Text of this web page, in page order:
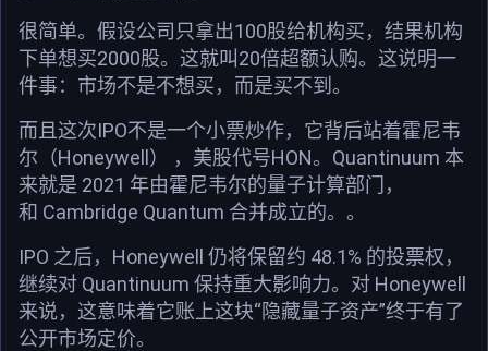
很简单。假设公司只拿出100股给机构买，结果机构
下单想买2000股。这就叫20倍超额认购。这说明一
件事：市场不是不想买，而是买不到。
而且这次IPO不是一个小票炒作，它背后站着霍尼韦
尔（Honeywell） ，美股代号HON。Quantinuum 本
来就是 2021 年由霍尼韦尔的量子计算部门，
和 Cambridge Quantum 合并成立的。。
IPO 之后，Honeywell 仍将保留约 48.1% 的投票权，
继续对 Quantinuum 保持重大影响力。对 Honeywell
来说，这意味着它账上这块“隐藏量子资产”终于有了
公开市场定价。